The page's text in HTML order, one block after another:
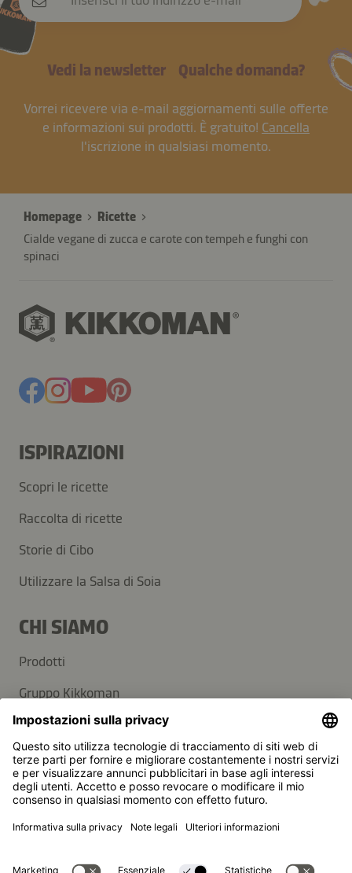
Vedi la newsletter Qualche domanda?
Vorrei ricevere via e-mail aggiornamenti sulle offerte
e informazioni sui prodotti. È gratuito! Cancella
l'iscrizione in qualsiasi momento.
Homepage
Ricette
Cialde vegane di zucca e carote con tempeh e funghi con
spinaci
ISPIRAZIONI
Scopri le ricette
Raccolta di ricette
Storie di Cibo
Utilizzare la Salsa di Soia
CHI SIAMO
Prodotti
Gruppo Kikkoman
Sostenibilità
SUPPORTO
Domande frequenti
Contatti
Newsletter